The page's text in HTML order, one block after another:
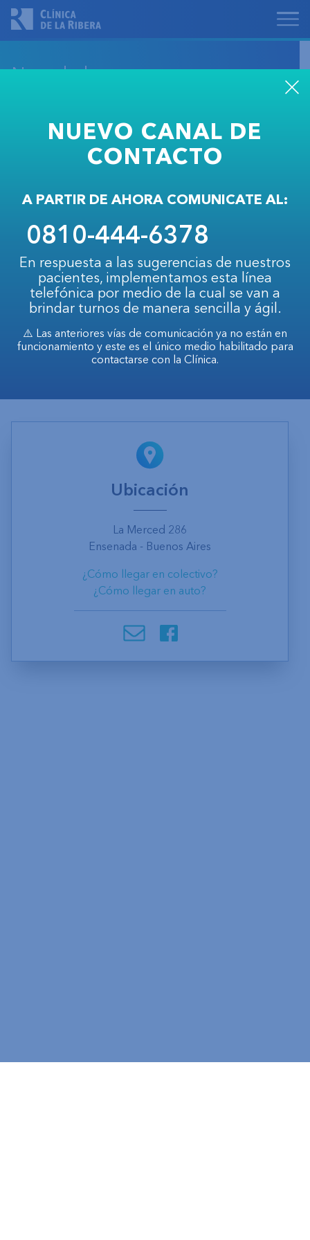
Novedades
Mochen, Facundo
Viejo Stuard, Silvia
SEGUIR LEYENDO
Ubicación
La Merced 286
Ensenada - Buenos Aires
¿Cómo llegar en colectivo?
¿Cómo llegar en auto?
NUEVO CANAL DE
CONTACTO
A PARTIR DE AHORA COMUNICATE AL:
0810-444-6378
En respuesta a las sugerencias de nuestros
pacientes, implementamos esta línea
telefónica por medio de la cual se van a
brindar turnos de manera sencilla y ágil.
⚠️ Las anteriores vías de comunicación ya no están en
funcionamiento y este es el único medio habilitado para
contactarse con la Clínica.